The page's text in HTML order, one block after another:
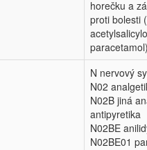
horečku a
proti bolesti
N nervový
N02
N02B jiná
antipyretika
N02BE
N02BE01